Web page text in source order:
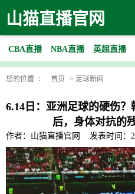
山猫直播官网
CBA直播 NBA直播 英超直播
您的位置 ： 首页 > 足球新闻
6.14日：亚洲足球的硬伤
后，身体对抗的
作者：山猫直播官网 发表时间：